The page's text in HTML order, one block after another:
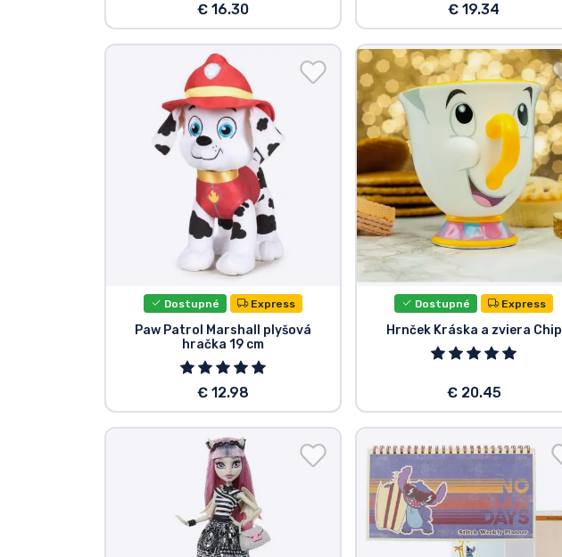
€ 16.30 € 19.34
Dostupné Express
Paw Patrol Marshall plyšová
hračka 19 cm
€ 12.98
Dostupné Express
Hrnček Kráska a zviera Chip
€ 20.45